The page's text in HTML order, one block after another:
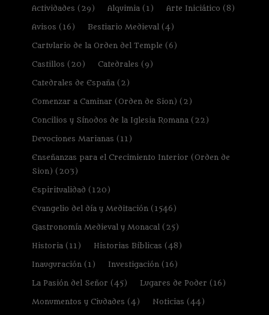
Actividades (29) Alquimia(1) Arte Iniciático (8)
Avisos (16) Bestiario Medieval(4)
Cartulario de la Orden del Temple (6)
Castillos (20) Catedrales (9)
Catedrales de España(2)
Comenzar a Caminar (Orden de Sion) (2)
Concilios y Sínodos de la Iglesia Romana(22)
Devociones Marianas (11)
Enseñanzas para el Crecimiento Interior (Orden de
Sion) (203)
Espiritualidad (120)
Evangelio del día y Meditación(1546)
Gastronomía Medieval y Monacal(25)
Historia(11) Historias Bíblicas (48)
Inauguración(1) Investigación(16)
La Pasión del Señor (45) Lugares de Poder (16)
Monumentos y Ciudades (4) Noticias (44)